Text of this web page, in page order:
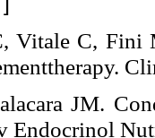
Vitale C, Fini
JM.
Endocrinol